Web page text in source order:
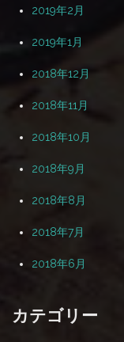
2019年2月
2019年1月
2018年12月
2018年11月
2018年10月
2018年9月
2018年8月
2018年7月
2018年6月
カテゴリー